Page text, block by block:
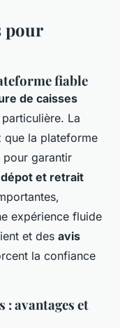
pour
fiable
de caisses
La
la plateforme
pour garantir
dépot et retrait
expérience fluide
et des avis
la confiance
: avantages et